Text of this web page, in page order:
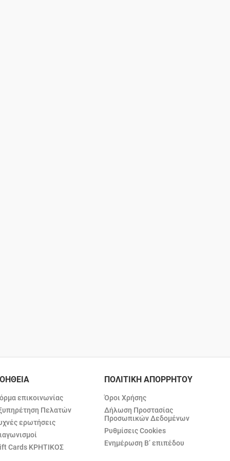
επικοινωνίας
Πελατών
ερωτήσεις
Cards ΚΡΗΤΙΚΟΣ
ΠΟΛΙΤΙΚΗ ΑΠΟΡΡΗΤΟΥ
Όροι Χρήσης
Δήλωση Προστασίας
Προσωπικών Δεδομένων
Ρυθμίσεις Cookies
Ενημέρωση Β’ επιπέδου